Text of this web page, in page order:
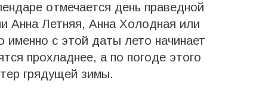
отмечается день праведной
Анна Летняя, Анна Холодная или
именно с этой даты лето начинает
прохладнее, а по погоде этого
грядущей зимы.